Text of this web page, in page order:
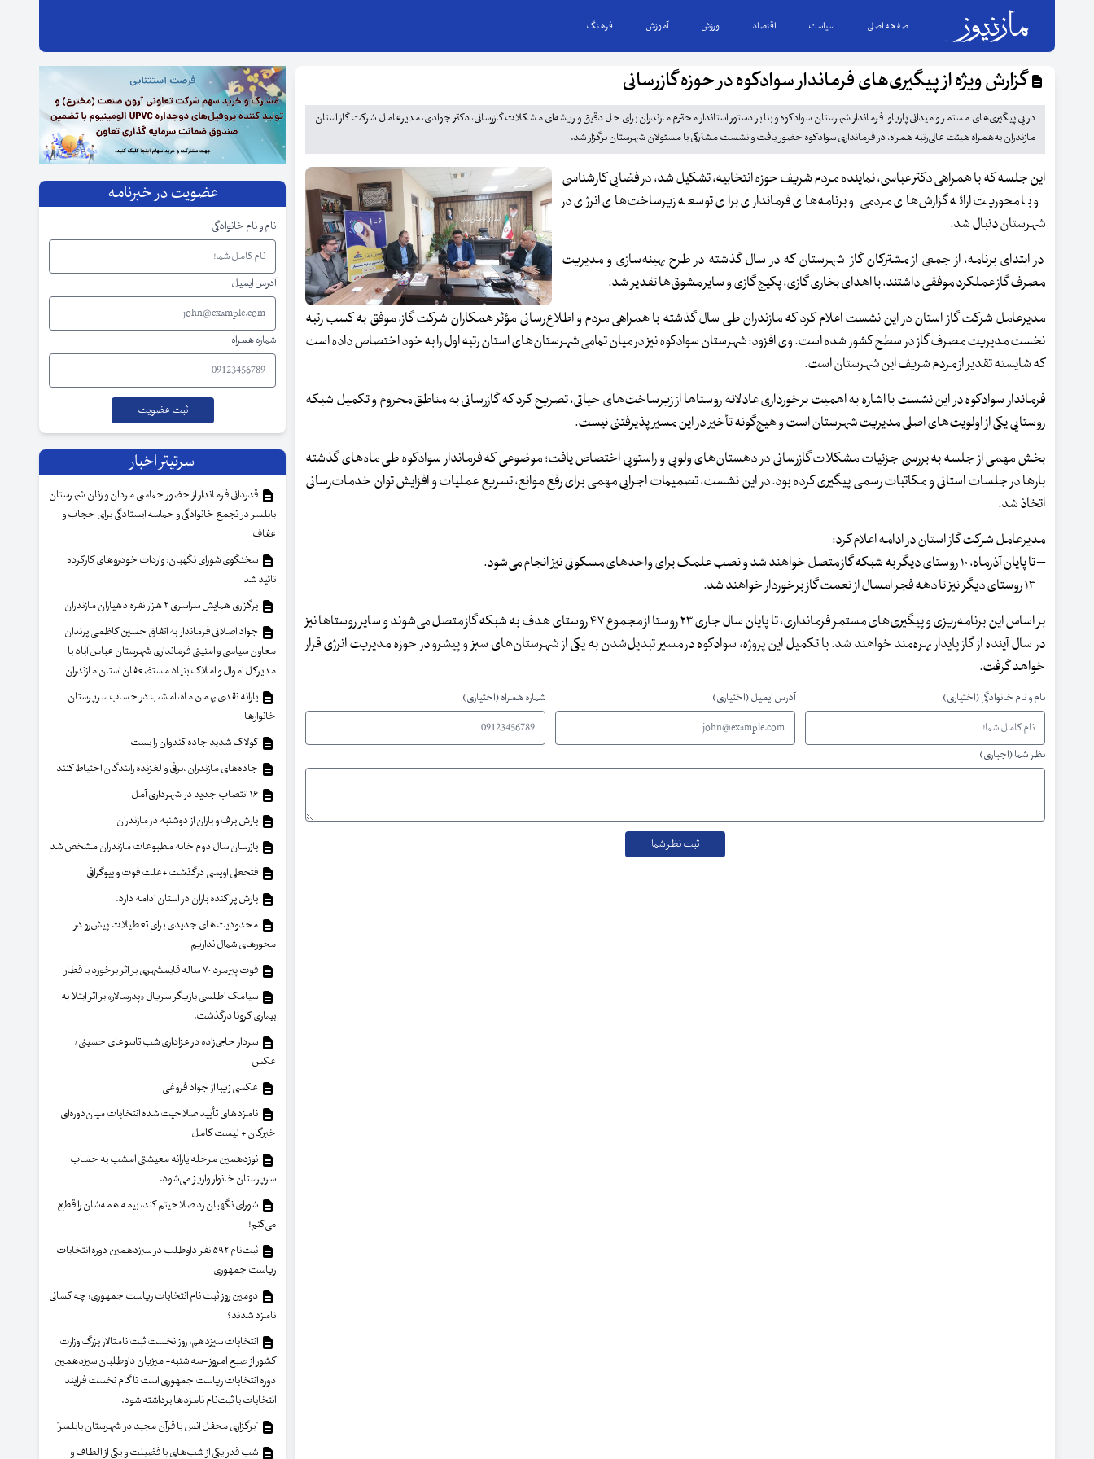
صفحه اصلی سیاست اقتصاد ورزش آموزش فرهنگ
گزارش ویژه از پیگیری‌های فرماندار سوادکوه در حوزه گازرسانی
در پی پیگیری‌های مستمر و میدانی پاریاو، فرماندار شهرستان سوادکوه و بنا بر دستور استاندار محترم مازندران برای حل دقیق و ریشه‌ای مشکلات گازرسانی، دکتر جوادی، مدیرعامل شرکت گاز استان
مازندران به‌همراه هیئت عالی‌رتبه همراه، در فرمانداری سوادکوه حضور یافت و نشست مشترکی با مسئولان شهرستان برگزار شد.
این جلسه که با همراهی دکتر عباسی، نماینده مردم شریف حوزه انتخابیه، تشکیل شد، در فضایی کارشناسی
و با محوریت ارائه گزارش‌های مردمی و برنامه‌های فرمانداری برای توسعه زیرساخت‌های انرژی در
شهرستان دنبال شد.
در ابتدای برنامه، از جمعی از مشترکان گاز شهرستان که در سال گذشته در طرح بهینه‌سازی و مدیریت
مصرف گاز عملکرد موفقی داشتند، با اهدای بخاری گازی، پکیج گازی و سایر مشوق‌ها تقدیر شد.
مدیرعامل شرکت گاز استان در این نشست اعلام کرد که مازندران طی سال گذشته با همراهی مردم و اطلاع‌رسانی مؤثر همکاران شرکت گاز، موفق به کسب رتبه
نخست مدیریت مصرف گاز در سطح کشور شده است. وی افزود: شهرستان سوادکوه نیز در میان تمامی شهرستان‌های استان رتبه اول را به خود اختصاص داده است
که شایسته تقدیر از مردم شریف این شهرستان است.
فرماندار سوادکوه در این نشست با اشاره به اهمیت برخورداری عادلانه روستاها از زیرساخت‌های حیاتی، تصریح کرد که گازرسانی به مناطق محروم و تکمیل شبکه
روستایی یکی از اولویت‌های اصلی مدیریت شهرستان است و هیچ‌گونه تأخیر در این مسیر پذیرفتنی نیست.
بخش مهمی از جلسه به بررسی جزئیات مشکلات گازرسانی در دهستان‌های ولوپی و راستوپی اختصاص یافت؛ موضوعی که فرماندار سوادکوه طی ماه‌های گذشته
بارها در جلسات استانی و مکاتبات رسمی پیگیری کرده بود. در این نشست، تصمیمات اجرایی مهمی برای رفع موانع، تسریع عملیات و افزایش توان خدمات‌رسانی
اتخاذ شد.
مدیرعامل شرکت گاز استان در ادامه اعلام کرد:
– تا پایان آذرماه، ۱۰ روستای دیگر به شبکه گاز متصل خواهند شد و نصب علمک برای واحدهای مسکونی نیز انجام می‌شود.
– ۱۳ روستای دیگر نیز تا دهه فجر امسال از نعمت گاز برخوردار خواهند شد.
بر اساس این برنامه‌ریزی و پیگیری‌های مستمر فرمانداری، تا پایان سال جاری ۲۳ روستا از مجموع ۴۷ روستای هدف به شبکه گاز متصل می‌شوند و سایر روستاها نیز
در سال آینده از گاز پایدار بهره‌مند خواهند شد. با تکمیل این پروژه، سوادکوه در مسیر تبدیل‌شدن به یکی از شهرستان‌های سبز و پیشرو در حوزه مدیریت انرژی قرار
خواهد گرفت.
نام و نام خانوادگی (اختیاری) آدرس ایمیل (اختیاری) شماره همراه (اختیاری)
نظر شما (اجباری)
عضویت در خبرنامه
نام و نام خانوادگی
آدرس ایمیل
شماره همراه
سرتیتر اخبار
قدردانی فرماندار از حضور حماسی مردان و زنان شهرستان
بابلسر در تجمع خانوادگی و حماسه ایستادگی برای حجاب و
عفاف
سخنگوی شورای نگهبان: واردات خودروهای کارکرده
تائید شد
برگزاری همایش سراسری ۲ هزار نفره دهیاران مازندران
جواد اصلانی فرماندار به اتفاق حسین کاظمی پرندان
معاون سیاسی و امنیتی فرمانداری شهرستان عباس آباد با
مدیرکل اموال و املاک بنیاد مستضعفان استان مازندران
یارانه نقدی بهمن ماه، امشب در حساب سرپرستان
خانوار‌ها
کولاک شدید جاده کندوان را بست
جاده‌های مازندران ،برفی و لغزنده رانندگان احتیاط کنند
بارش برف و باران از دوشنبه در مازندران
بازرسان سال دوم خانه مطبوعات مازندران مشخص شد
فتحعلی اویسی درگذشت +علت فوت و بیوگرافی
بارش پراکنده باران در استان ادامه دارد.
محدودیت‌های جدیدی برای تعطیلات پیش‌رو در
محورهای شمال نداریم
فوت پیرمرد ۷۰ ساله قایمشهری بر اثر برخورد با قطار
سیامک اطلسی بازیگر سریال «پدرسالار» بر اثر ابتلا به
بیماری کرونا درگذشت.
سردار حاجی‌زاده در عزاداری شب تاسوعای حسینی/
عکس
عکسی زیبا از جواد فروغی
نامزدهای تأیید صلاحیت شده انتخابات میان‌دوره‌ای
خبرگان + لیست کامل
نوزدهمین مرحله یارانه معیشتی امشب به حساب
سرپرستان خانوار واریز می‌شود.
شورای نگهبان رد صلاحیتم کند، بیمه همه‌شان را قطع
می‌کنم!
ثبت‌نام ۵۹۲ نفر داوطلب در سیزدهمین دوره انتخابات
ریاست جمهوری
دومین روز ثبت نام انتخابات ریاست جمهوری؛ چه کسانی
نامزد شدند؟
انتخابات سیزدهم؛ روز نخست ثبت نامتالار بزرگ وزارت
کشور از صبح امروز -سه شنبه- میزبان داوطلبان سیزدهمین
دوره انتخابات ریاست جمهوری است تا گام نخست فرایند
انتخابات با ثبت‌نام نامزدها برداشته شود.
"برگزاری محفل انس با قرآن مجید در شهرستان بابلسر"
شب قدر یکی از شب‌های با فضیلت و یکی از الطاف و